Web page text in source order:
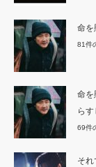
命を
81件
命
らす
69件
そ